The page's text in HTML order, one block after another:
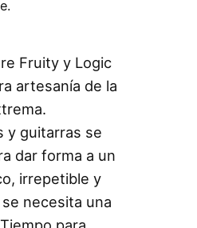
Fruity y Logic
artesanía de la
y guitarras se
dar forma a un
irrepetible y
necesita una